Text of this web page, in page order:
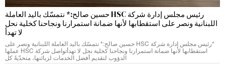
رئيس مجلس إدارة شركة HSC حسين صالح:* نتمسّك باليد العاملة
اللبنانية ونصر على استقطابها لأنها ضمانة استمرارنا ونجاحنا كخلية نحل
لا تهدأ
*رئيس مجلس إدارة شركة HSC حسين صالح:* نتمسّك باليد العاملة اللبنانية ونصر على
استقطابها لأنها ضمانة استمرارنا ونجاحنا كخلية نحل لا تهدأتواصل شركة HSC عملها
الدؤوب لتقديم أفضل الخدمات لزبائنها، متحدّيةً كل